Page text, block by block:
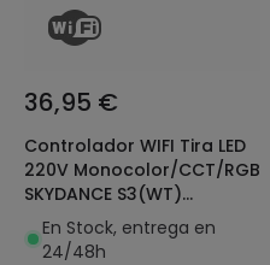
36,95 €
Controlador WIFI Tira LED
220V Monocolor/CCT/RGB
SKYDANCE S3(WT)
Compatible con Pulsador
y Mando RF
En Stock, entrega en
24/48h